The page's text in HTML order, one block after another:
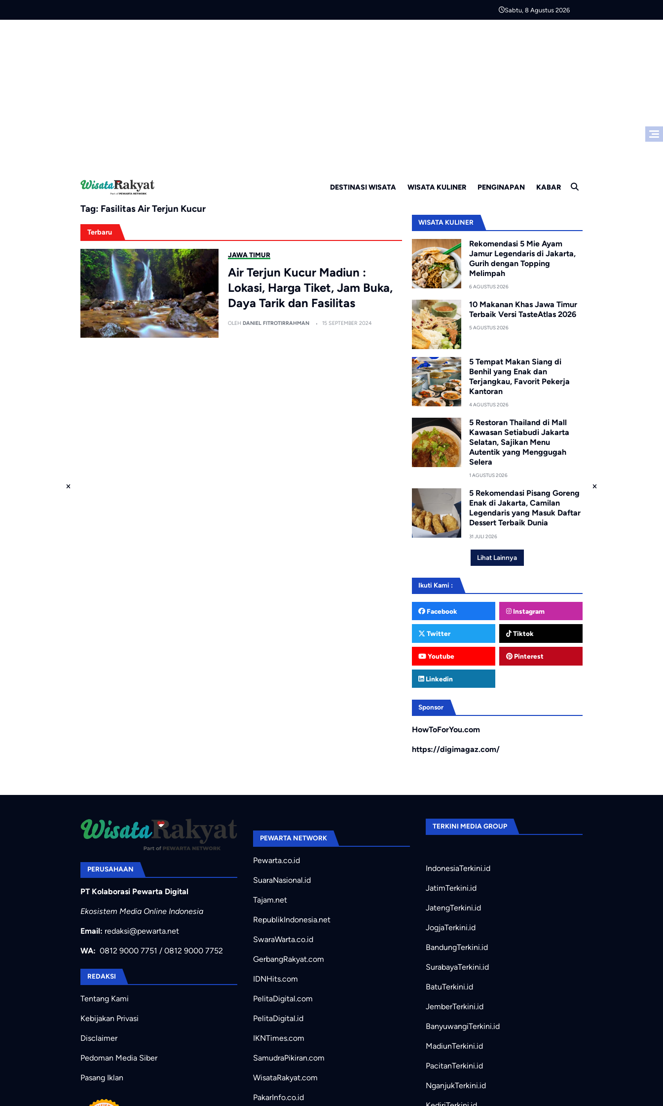
Sabtu, 8 Agustus 2026
DESTINASI WISATA WISATA KULINER PENGINAPAN KABAR
Tag: Fasilitas Air Terjun Kucur
Terbaru
JAWA TIMUR
Air Terjun Kucur Madiun :
Lokasi, Harga Tiket, Jam Buka,
Daya Tarik dan Fasilitas
OLEH DANIEL FITROTIRRAHMAN 15 SEPTEMBER 2024
WISATA KULINER
Rekomendasi 5 Mie Ayam
Jamur Legendaris di Jakarta,
Gurih dengan Topping
Melimpah
6 AGUSTUS 2026
10 Makanan Khas Jawa Timur
Terbaik Versi TasteAtlas 2026
5 AGUSTUS 2026
5 Tempat Makan Siang di
Benhil yang Enak dan
Terjangkau, Favorit Pekerja
Kantoran
4 AGUSTUS 2026
5 Restoran Thailand di Mall
Kawasan Setiabudi Jakarta
Selatan, Sajikan Menu
Autentik yang Menggugah
Selera
1 AGUSTUS 2026
5 Rekomendasi Pisang Goreng
Enak di Jakarta, Camilan
Legendaris yang Masuk Daftar
Dessert Terbaik Dunia
31 JULI 2026
Lihat Lainnya
Ikuti Kami :
Facebook Instagram
Twitter Tiktok
Youtube Pinterest
Linkedin
Sponsor
HowToForYou.com
https://digimagaz.com/
PERUSAHAAN
PT Kolaborasi Pewarta Digital
Ekosistem Media Online Indonesia
Email: redaksi@pewarta.net
WA: 0812 9000 7751 / 0812 9000 7752
REDAKSI
Tentang Kami
Kebijakan Privasi
Disclaimer
Pedoman Media Siber
Pasang Iklan
PEWARTA NETWORK
Pewarta.co.id
SuaraNasional.id
Tajam.net
RepublikIndonesia.net
SwaraWarta.co.id
GerbangRakyat.com
IDNHits.com
PelitaDigital.com
PelitaDigital.id
IKNTimes.com
SamudraPikiran.com
WisataRakyat.com
PakarInfo.co.id
TERKINI MEDIA GROUP
IndonesiaTerkini.id
JatimTerkini.id
JatengTerkini.id
JogjaTerkini.id
BandungTerkini.id
SurabayaTerkini.id
BatuTerkini.id
JemberTerkini.id
BanyuwangiTerkini.id
MadiunTerkini.id
PacitanTerkini.id
NganjukTerkini.id